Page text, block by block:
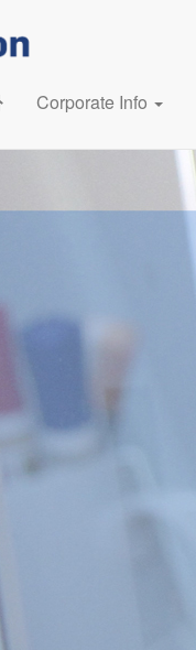
Corporate Info